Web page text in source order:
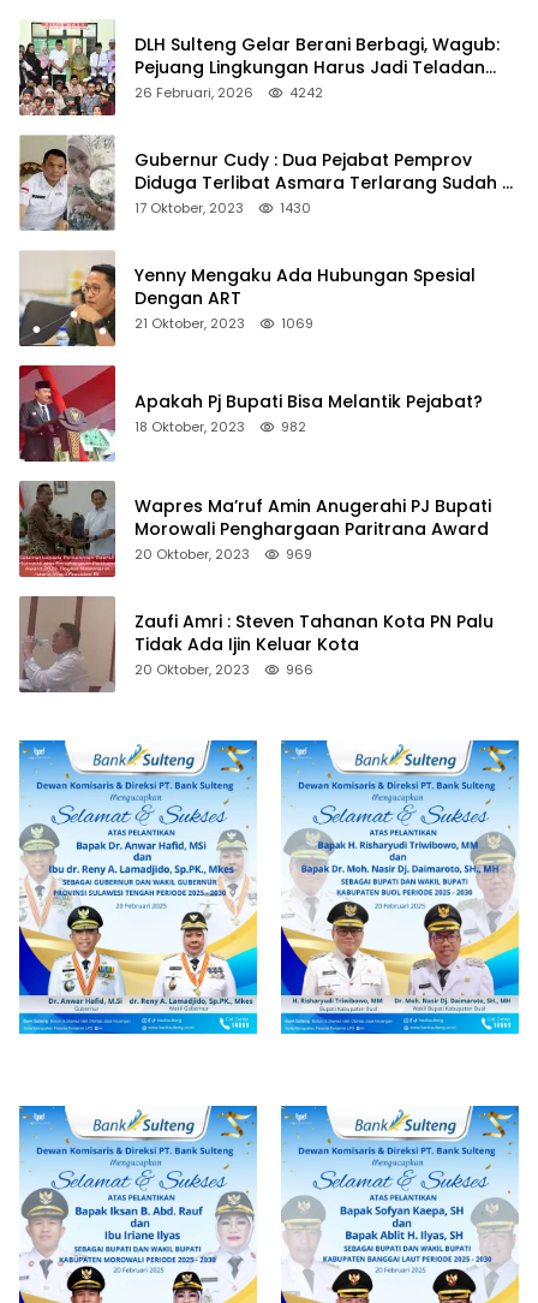
DLH Sulteng Gelar Berani Berbagi, Wagub:
Pejuang Lingkungan Harus Jadi Teladan
Kepedulian
26 Februari, 2026 4242
Gubernur Cudy : Dua Pejabat Pemprov
Diduga Terlibat Asmara Terlarang Sudah di
Non Job
17 Oktober, 2023 1430
Yenny Mengaku Ada Hubungan Spesial
Dengan ART
21 Oktober, 2023 1069
Apakah Pj Bupati Bisa Melantik Pejabat?
18 Oktober, 2023 982
Wapres Ma’ruf Amin Anugerahi PJ Bupati
Morowali Penghargaan Paritrana Award
20 Oktober, 2023 969
Zaufi Amri : Steven Tahanan Kota PN Palu
Tidak Ada Ijin Keluar Kota
20 Oktober, 2023 966